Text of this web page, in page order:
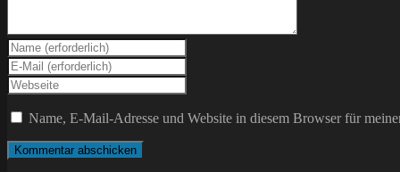
Gib
deinen
Namen
oder
Benutzernamen
zum
Kommentieren
ein
Gib
deine
E-
Mail-
Adresse
zum
Kommentieren
Gib
deine
Website-
ein
(optional)
Name, E-Mail-Adresse und Website in diesem Browser für